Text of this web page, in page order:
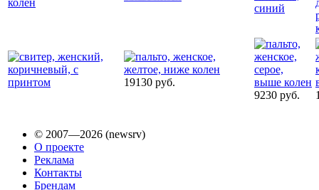
19130 руб.
9230 руб.
© 2007—2026 (newsrv)
О проекте
Реклама
Контакты
Брендам